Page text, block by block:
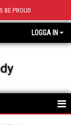
BE PROUD
LOGGA IN